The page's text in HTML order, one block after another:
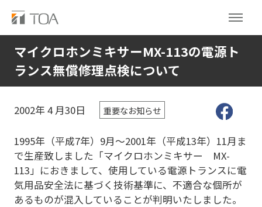
マイクロホンミキサーMX-113の電源ト
ランス無償修理点検について
2002年 4月30日 重要なお知らせ
1995年（平成7年）9月〜2001年（平成13年）11月ま
で生産致しました「マイクロホンミキサー MX-
113」におきまして、使用している電源トランスに電
気用品安全法に基づく技術基準に、不適合な個所が
あるものが混入していることが判明いたしました。